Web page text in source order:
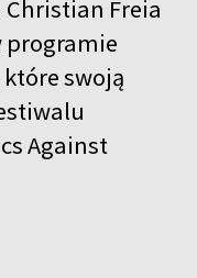
Freia
programie
swoją
Against